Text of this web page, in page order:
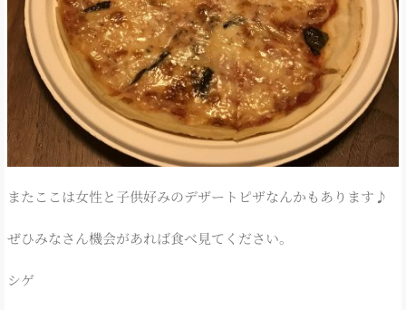
またここは女性と子供好みのデザートピザなんかもあります♪
ぜひみなさん機会があれば食べ見てください。
シゲ